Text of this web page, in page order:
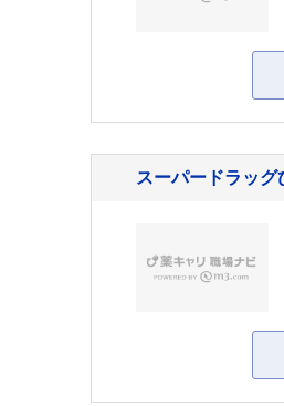
スーパードラッ